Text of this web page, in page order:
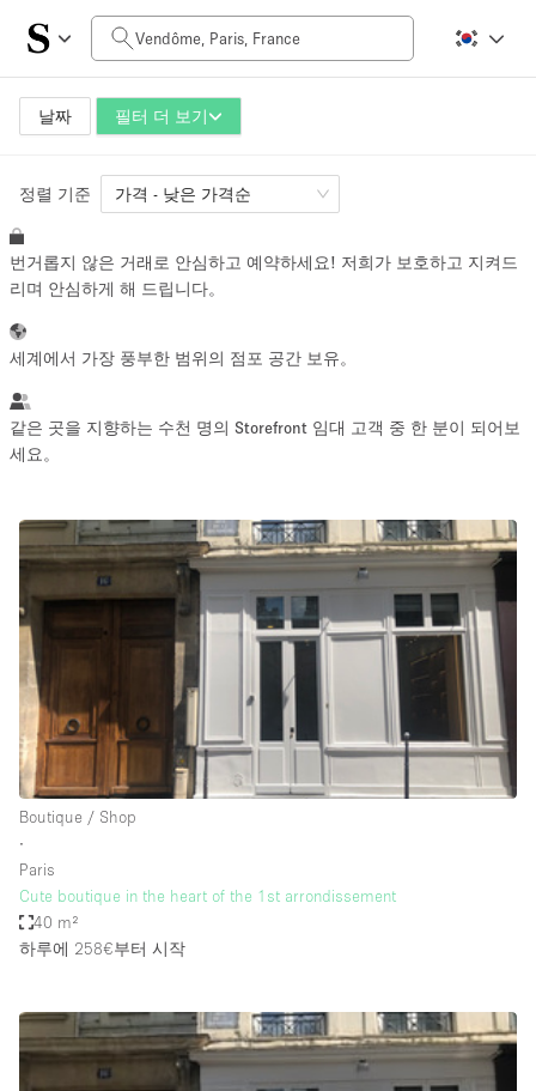
날짜 필터 더 보기
일일 비용
0€
공간 크기
10 m² 500+ m²
~ 13 명
Photo
Shooting
Conference Meeting Shop Share
공간 유형
Advertisement Space
Apartment / Loft
Atelier / Workshop Studio
Boat
Boutique / Shop
Conference Room
정렬 기준 가격 - 낮은 가격순
번거롭지 않은 거래로 안심하고 예약하세요! 저희가 보호하고 지켜드
리며 안심하게 해 드립니다。
세계에서 가장 풍부한 범위의 점포 공간 보유。
같은 곳을 지향하는 수천 명의 Storefront 임대 고객 중 한 분이 되어보
세요。
Boutique / Shop
∙
Paris
Cute boutique in the heart of the 1st arrondissement
40 m²
하루에 258€부터 시작